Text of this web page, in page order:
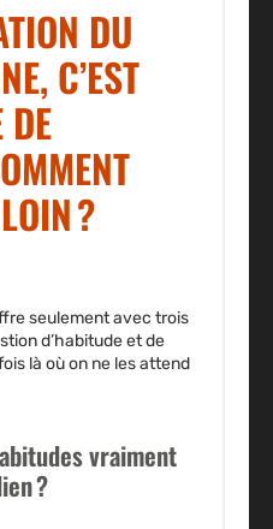
DU
C’EST
DE
?
seulement avec trois
d’habitude et de
là où on ne les attend
vraiment
?